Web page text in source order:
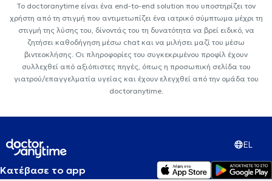
Το doctoranytime είναι ένα end-to-end solution που υποστηρίζει τον
χρήστη από τη στιγμή που αντιμετωπίζει ένα ιατρικό σύμπτωμα μέχρι τη
στιγμή της λύσης του, δίνοντάς του τη δυνατότητα να βρεί ειδικό, να
ζητήσει καθοδήγηση μέσω chat και να μιλήσει μαζί του μέσω
βιντεοκλήσης. Οι πληροφορίες του συγκεκριμένου προφίλ έχουν
συλλεχθεί από αξιόπιστες πηγές, όπως η προσωπική σελίδα του
γιατρού/επαγγελματία υγείας και έχουν ελεγχθεί από την ομάδα του
doctoranytime.
EL
Κατέβασε το app